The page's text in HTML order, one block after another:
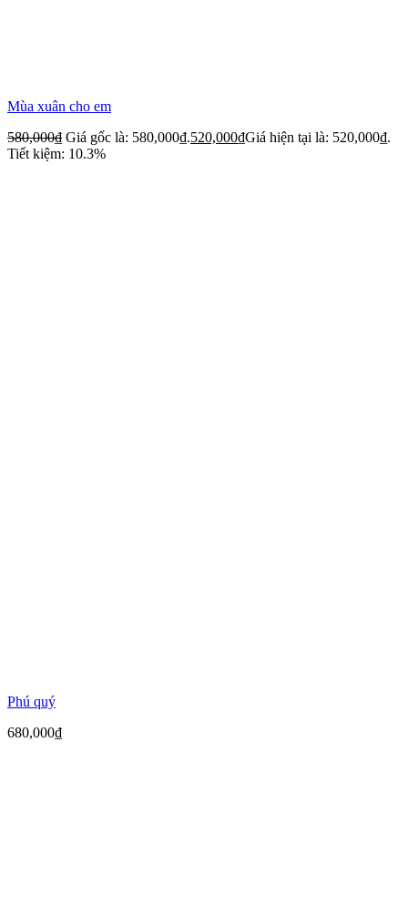
Mùa xuân cho em
580,000₫ Giá gốc là: 580,000₫.520,000₫Giá hiện tại là: 520,000₫.
Tiết kiệm: 10.3%
Phú quý
680,000₫